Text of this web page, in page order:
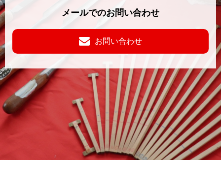
メールでのお問い合わせ
お問い合わせ